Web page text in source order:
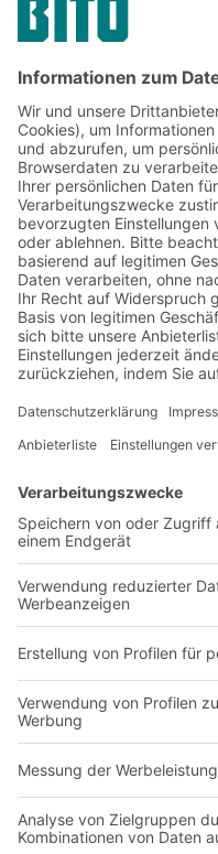
Senden
Jetzt beim
anmelden:
Lager- &
Exklusive
Neuheiten
Newsletter
Lösungen
Intralogistiklösungen
Regalsysteme
Transportsysteme
Dienstleistungen
Unternehmen
Über uns
Produktionsstandorte
Karriere